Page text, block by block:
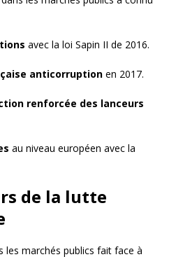
avec la loi Sapin II de 2016.
anticorruption en 2017.
renforcée des lanceurs
au niveau européen avec la
de la lutte
les marchés publics fait face à